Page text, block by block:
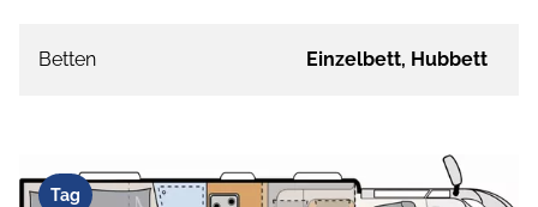
Betten Einzelbett, Hubbett
Tag